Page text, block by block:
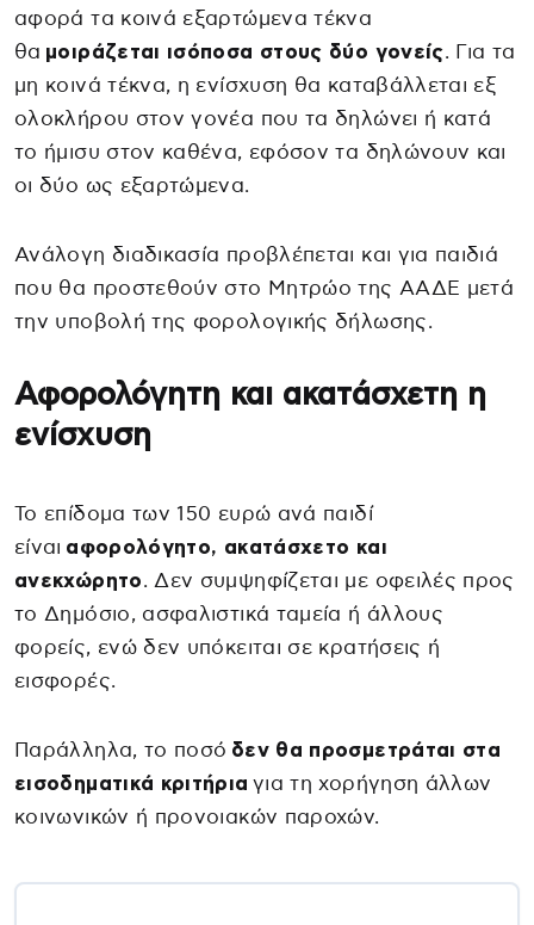
αφορά τα κοινά εξαρτώμενα τέκνα
θα μοιράζεται ισόποσα στους δύο γονείς. Για τα
μη κοινά τέκνα, η ενίσχυση θα καταβάλλεται εξ
ολοκλήρου στον γονέα που τα δηλώνει ή κατά
το ήμισυ στον καθένα, εφόσον τα δηλώνουν και
οι δύο ως εξαρτώμενα.
Ανάλογη διαδικασία προβλέπεται και για παιδιά
που θα προστεθούν στο Μητρώο της ΑΑΔΕ μετά
την υποβολή της φορολογικής δήλωσης.
Αφορολόγητη και ακατάσχετη η
ενίσχυση
Το επίδομα των 150 ευρώ ανά παιδί
είναι αφορολόγητο, ακατάσχετο και
ανεκχώρητο. Δεν συμψηφίζεται με οφειλές προς
το Δημόσιο, ασφαλιστικά ταμεία ή άλλους
φορείς, ενώ δεν υπόκειται σε κρατήσεις ή
εισφορές.
Παράλληλα, το ποσό δεν θα προσμετράται στα
εισοδηματικά κριτήρια για τη χορήγηση άλλων
κοινωνικών ή προνοιακών παροχών.